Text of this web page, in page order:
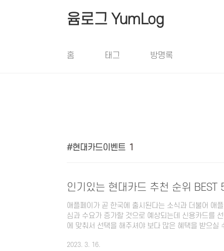
윰로그 YumLog
홈 태그 방명록
현대카드이벤트 1
인기있는 현대카드 추천 순위 BEST
애플페이가 곧 한국에 출시된다는 소식과 더불어 애
심과 수요가 증가할 것으로 예상되는데 신용카드를
에 맞춰서 선택을 해주셔야 보다 많은 혜택을 받으실
실 수도 있습니다. 그럼 요즘 인기 많은 현대카드 추
2023. 3. 16.